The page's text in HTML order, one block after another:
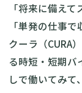
「将来に備え
「単発の仕事
クーラ（CURA
る時短・短期バ
しで働いてみて